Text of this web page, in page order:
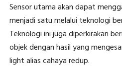
Sensor utama akan dapat
menjadi satu melalui teknologi
Teknologi ini juga diperkirakan
objek dengan hasil yang
light alias cahaya redup.